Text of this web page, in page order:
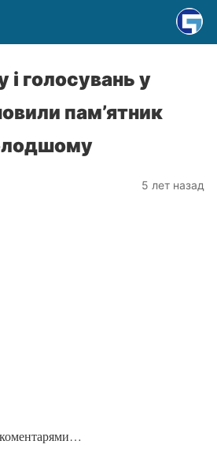
і голосувань у
пам’ятник
5 лет назад